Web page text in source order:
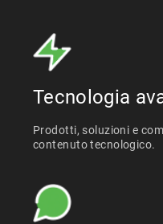
Tecnologia
Prodotti, soluzioni e
contenuto tecnologico.